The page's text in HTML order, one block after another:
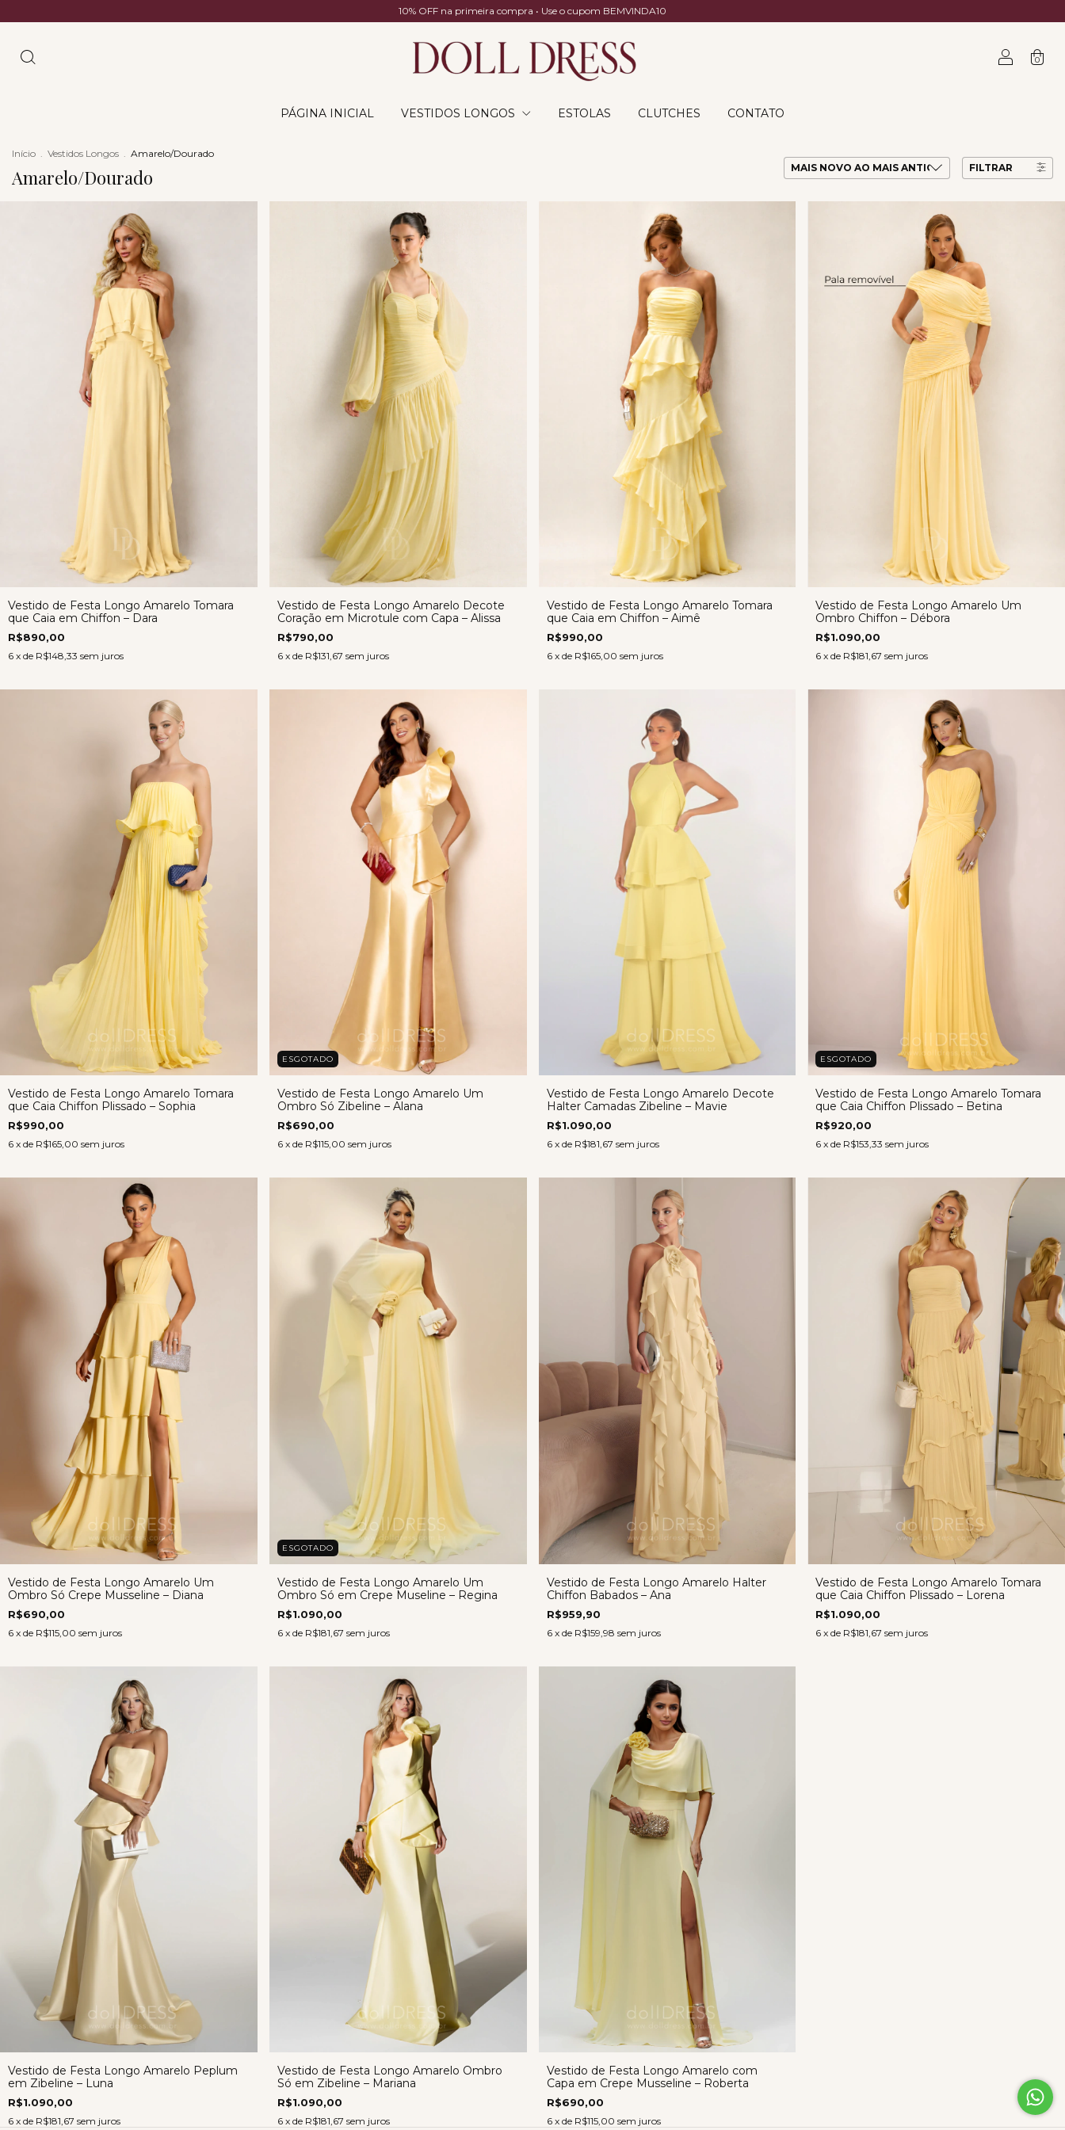
10% OFF na primeira compra • Use o cupom BEMVINDA10
0
PÁGINA INICIAL VESTIDOS LONGOS ESTOLAS CLUTCHES CONTATO
Início . Vestidos Longos . Amarelo/Dourado
Amarelo/Dourado FILTRAR
Vestido de Festa Longo Amarelo Tomara
que Caia em Chiffon – Dara
R$890,00
6 x de R$148,33 sem juros
Vestido de Festa Longo Amarelo Decote
Coração em Microtule com Capa – Alissa
R$790,00
6 x de R$131,67 sem juros
Vestido de Festa Longo Amarelo Tomara
que Caia em Chiffon – Aimê
R$990,00
6 x de R$165,00 sem juros
Vestido de Festa Longo Amarelo Um
Ombro Chiffon – Débora
R$1.090,00
6 x de R$181,67 sem juros
Vestido de Festa Longo Amarelo Tomara
que Caia Chiffon Plissado – Sophia
R$990,00
6 x de R$165,00 sem juros
ESGOTADO
Vestido de Festa Longo Amarelo Um
Ombro Só Zibeline – Alana
R$690,00
6 x de R$115,00 sem juros
Vestido de Festa Longo Amarelo Decote
Halter Camadas Zibeline – Mavie
R$1.090,00
6 x de R$181,67 sem juros
ESGOTADO
Vestido de Festa Longo Amarelo Tomara
que Caia Chiffon Plissado – Betina
R$920,00
6 x de R$153,33 sem juros
Vestido de Festa Longo Amarelo Um
Ombro Só Crepe Musseline – Diana
R$690,00
6 x de R$115,00 sem juros
ESGOTADO
Vestido de Festa Longo Amarelo Um
Ombro Só em Crepe Museline – Regina
R$1.090,00
6 x de R$181,67 sem juros
Vestido de Festa Longo Amarelo Halter
Chiffon Babados – Ana
R$959,90
6 x de R$159,98 sem juros
Vestido de Festa Longo Amarelo Tomara
que Caia Chiffon Plissado – Lorena
R$1.090,00
6 x de R$181,67 sem juros
Vestido de Festa Longo Amarelo Peplum
em Zibeline – Luna
R$1.090,00
6 x de R$181,67 sem juros
Vestido de Festa Longo Amarelo Ombro
Só em Zibeline – Mariana
R$1.090,00
6 x de R$181,67 sem juros
Vestido de Festa Longo Amarelo com
Capa em Crepe Musseline – Roberta
R$690,00
6 x de R$115,00 sem juros